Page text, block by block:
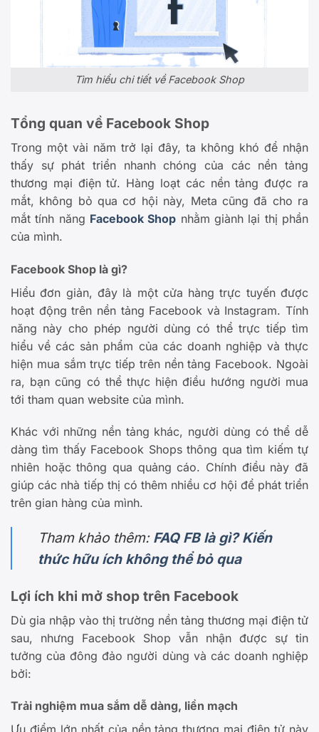
Tìm hiểu chi tiết về Facebook Shop
Tổng quan về Facebook Shop
Trong một vài năm trở lại đây, ta không khó để nhận
thấy sự phát triển nhanh chóng của các nền tảng
thương mại điện tử. Hàng loạt các nền tảng được ra
mắt, không bỏ qua cơ hội này, Meta cũng đã cho ra
mắt tính năng Facebook Shop nhằm giành lại thị phần
của mình.
Facebook Shop là gì?
Hiểu đơn giản, đây là một cửa hàng trực tuyến được
hoạt động trên nền tảng Facebook và Instagram. Tính
năng này cho phép người dùng có thể trực tiếp tìm
hiểu về các sản phẩm của các doanh nghiệp và thực
hiện mua sắm trực tiếp trên nền tảng Facebook. Ngoài
ra, bạn cũng có thể thực hiện điều hướng người mua
tới tham quan website của mình.
Khác với những nền tảng khác, người dùng có thể dễ
dàng tìm thấy Facebook Shops thông qua tìm kiếm tự
nhiên hoặc thông qua quảng cáo. Chính điều này đã
giúp các nhà tiếp thị có thêm nhiều cơ hội để phát triển
trên gian hàng của mình.
Tham khảo thêm: FAQ FB là gì? Kiến
thức hữu ích không thể bỏ qua
Lợi ích khi mở shop trên Facebook
Dù gia nhập vào thị trường nền tảng thương mại điện tử
sau, nhưng Facebook Shop vẫn nhận được sự tin
tưởng của đông đảo người dùng và các doanh nghiệp
bởi:
Trải nghiệm mua sắm dễ dàng, liền mạch